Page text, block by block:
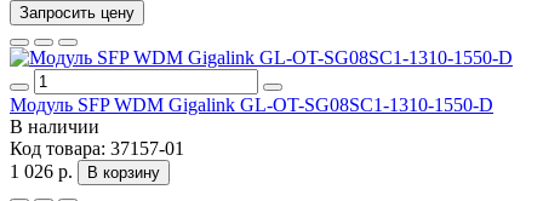
Запросить цену
Модуль SFP WDM Gigalink GL-OT-SG08SC1-1310-1550-D
В наличии
Код товара: 37157-01
1 026 р.
В корзину